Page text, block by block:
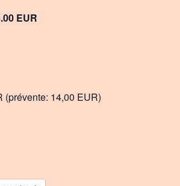
EUR
(prévente: 14,00 EUR)